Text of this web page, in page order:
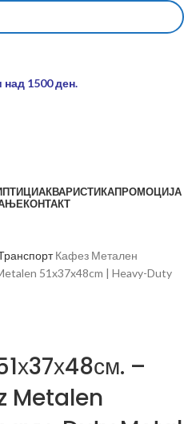
над 1500 ден.
ПТИЦИАКВАРИСТИКАПРОМОЦИЈА
КОНТАКТ
Кафез Метален
51x37x48cm | Heavy-Duty
–
Metalen